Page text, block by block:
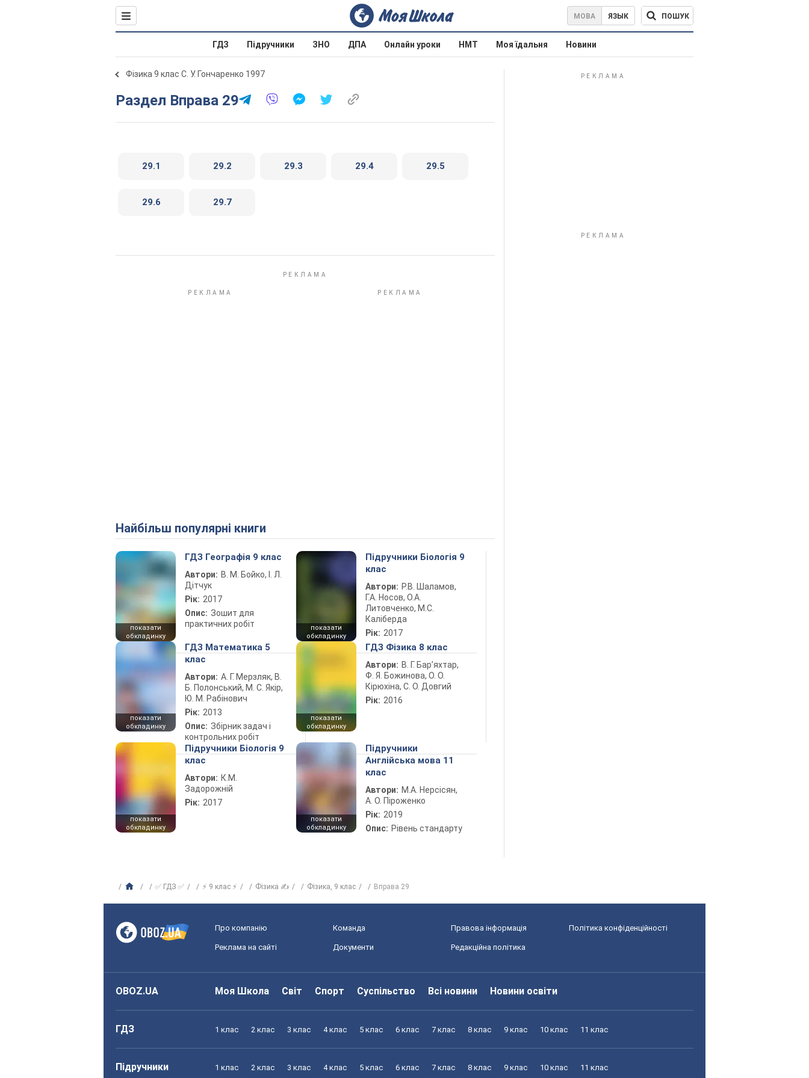
МОВА ЯЗЫК ПОШУК
ГДЗ Підручники ЗНО ДПА Онлайн уроки НМТ Моя їдальня Новини
Фізика 9 клас С. У. Гончаренко 1997
Раздел Вправа 29
29.1 29.2 29.3 29.4 29.5
29.6 29.7
Найбільш популярні книги
показати
обкладинку
ГДЗ Географія 9 клас
Автори: В. М. Бойко, І. Л.
Дітчук
Рік: 2017
Опис: Зошит для
практичних робіт
показати
обкладинку
Підручники Біологія 9
клас
Автори: Р.В. Шаламов,
Г.А. Носов, О.А.
Литовченко, М.С.
Каліберда
Рік: 2017
показати
обкладинку
ГДЗ Математика 5
клас
Автори: А. Г. Мерзляк, В.
Б. Полонський, М. С. Якір,
Ю. М. Рабінович
Рік: 2013
Опис: Збірник задач і
контрольних робіт
показати
обкладинку
ГДЗ Фізика 8 клас
Автори: В. Г. Бар’яхтар,
Ф. Я. Божинова, О. О.
Кірюхіна, С. О. Довгий
Рік: 2016
показати
обкладинку
Підручники Біологія 9
клас
Автори: К.М.
Задорожній
Рік: 2017
показати
обкладинку
Підручники
Англійська мова 11
клас
Автори: М.А. Нерсісян,
А. О. Піроженко
Рік: 2019
Опис: Рівень стандарту
✅ ГДЗ ✅ ⚡ 9 клас ⚡ Фізика ✍ Фiзика, 9 клас Вправа 29
Про компанію Команда Правова інформація Політика конфіденційності
Реклама на сайті Документи Редакційна політика
OBOZ.UA Моя Школа Світ Спорт Суспільство Всі новини Новини освіти
ГДЗ 1 клас 2 клас 3 клас 4 клас 5 клас 6 клас 7 клас 8 клас 9 клас 10 клас 11 клас
Підручники 1 клас 2 клас 3 клас 4 клас 5 клас 6 клас 7 клас 8 клас 9 клас 10 клас 11 клас